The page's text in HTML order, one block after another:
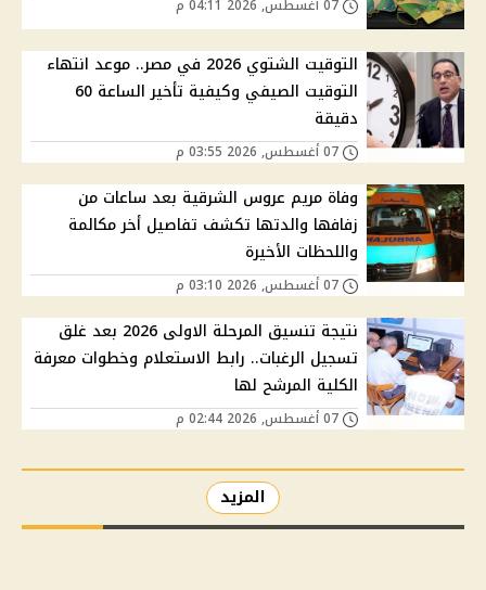
التوقيت الشتوي 2026 في مصر.. موعد انتهاء
التوقيت الصيفي وكيفية تأخير الساعة 60
دقيقة
وفاة مريم عروس الشرقية بعد ساعات من
زفافها والدتها تكشف تفاصيل أخر مكالمة
واللحظات الأخيرة
نتيجة تنسيق المرحلة الاولى 2026 بعد غلق
تسجيل الرغبات.. رابط الاستعلام وخطوات معرفة
الكلية المرشح لها
المزيد